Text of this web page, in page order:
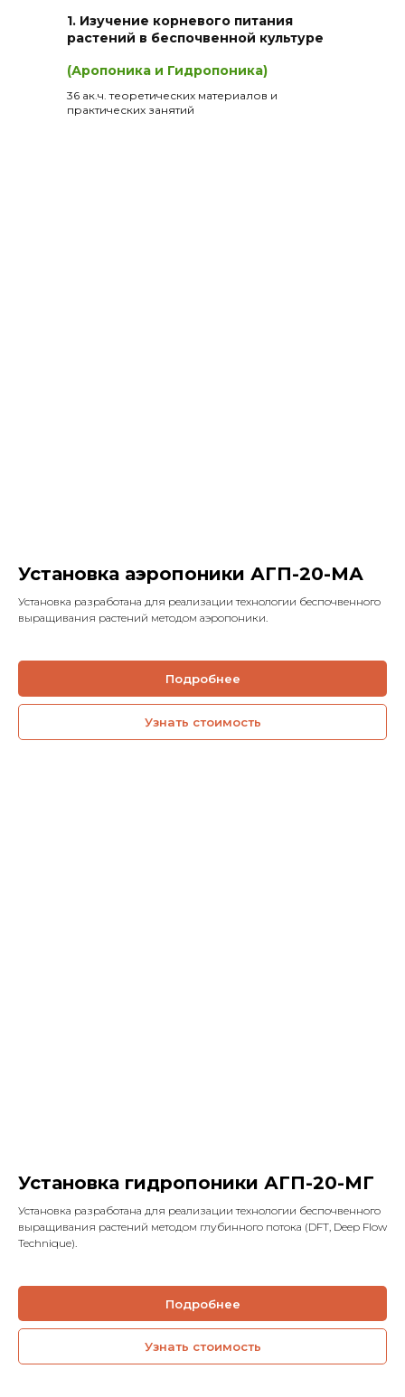
(Аропоника и Гидропоника)
36 ак.ч. теоретических материалов и
практических занятий
1. Изучение корневого питания
растений в беспочвенной культуре
Установка аэропоники АГП-20-МА
Установка разработана для реализации технологии беспочвенного
выращивания растений методом аэропоники.
Подробнее
Узнать стоимость
Установка гидропоники АГП-20-МГ
Установка разработана для реализации технологии беспочвенного
выращивания растений методом глубинного потока (DFT, Deep Flow
Technique).
Подробнее
Узнать стоимость